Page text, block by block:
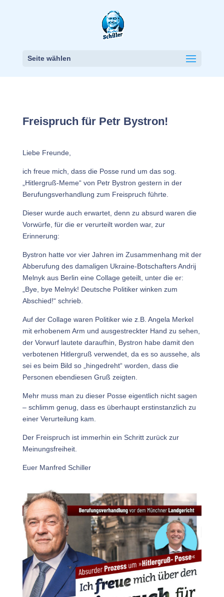
Seite wählen
Freispruch für Petr Bystron!
Liebe Freunde,
ich freue mich, dass die Posse rund um das sog.
„Hitlergruß-Meme“ von Petr Bystron gestern in der
Berufungsverhandlung zum Freispruch führte.
Dieser wurde auch erwartet, denn zu absurd waren die
Vorwürfe, für die er verurteilt worden war, zur
Erinnerung:
Bystron hatte vor vier Jahren im Zusammenhang mit der
Abberufung des damaligen Ukraine-Botschafters Andrij
Melnyk aus Berlin eine Collage geteilt, unter die er:
„Bye, bye Melnyk! Deutsche Politiker winken zum
Abschied!“ schrieb.
Auf der Collage waren Politiker wie z.B. Angela Merkel
mit erhobenem Arm und ausgestreckter Hand zu sehen,
der Vorwurf lautete daraufhin, Bystron habe damit den
verbotenen Hitlergruß verwendet, da es so aussehe, als
sei es beim Bild so „hingedreht“ worden, dass die
Personen ebendiesen Gruß zeigten.
Mehr muss man zu dieser Posse eigentlich nicht sagen
– schlimm genug, dass es überhaupt erstinstanzlich zu
einer Verurteilung kam.
Der Freispruch ist immerhin ein Schritt zurück zur
Meinungsfreiheit.
Euer Manfred Schiller